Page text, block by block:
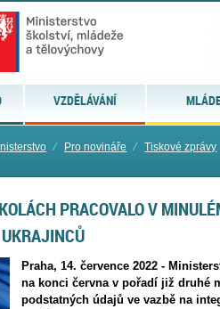
VZDĚLÁVÁNÍ
⁄ Pro novináře ⁄ Tiskové zprávy
PRACOVALO V
Praha, 14. července 2022 -
na konci června v pořadí již druhé
podstatných údajů ve vazbě na